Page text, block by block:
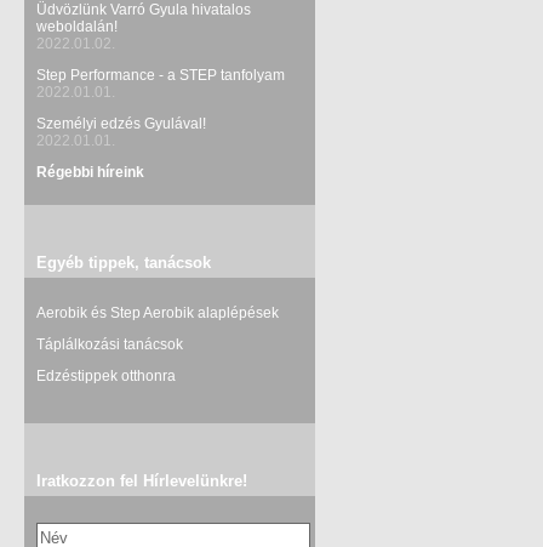
Üdvözlünk Varró Gyula hivatalos
weboldalán!
2022.01.02.
Step Performance - a STEP tanfolyam
2022.01.01.
Személyi edzés Gyulával!
2022.01.01.
Régebbi híreink
Egyéb tippek, tanácsok
Aerobik és Step Aerobik alaplépések
Táplálkozási tanácsok
Edzéstippek otthonra
Iratkozzon fel Hírlevelünkre!